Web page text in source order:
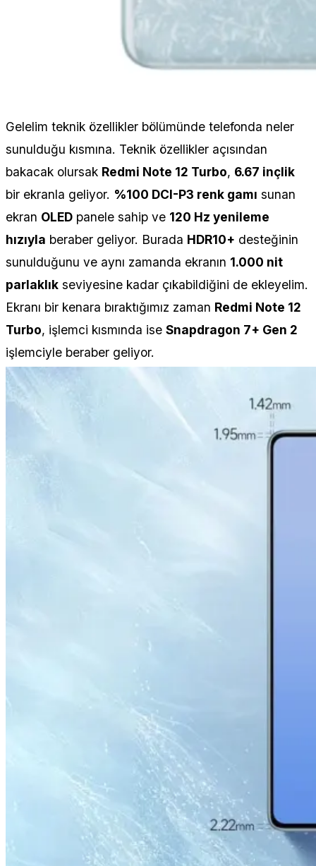
Gelelim teknik özellikler bölümünde telefonda neler
sunulduğu kısmına. Teknik özellikler açısından
bakacak olursak Redmi Note 12 Turbo, 6.67 inçlik
bir ekranla geliyor. %100 DCI-P3 renk gamı sunan
ekran OLED panele sahip ve 120 Hz yenileme
hızıyla beraber geliyor. Burada HDR10+ desteğinin
sunulduğunu ve aynı zamanda ekranın 1.000 nit
parlaklık seviyesine kadar çıkabildiğini de ekleyelim.
Ekranı bir kenara bıraktığımız zaman Redmi Note 12
Turbo, işlemci kısmında ise Snapdragon 7+ Gen 2
işlemciyle beraber geliyor.